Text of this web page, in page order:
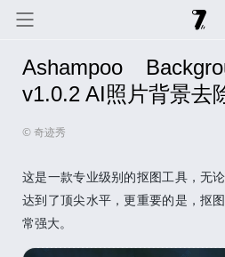
奇迹秀 关于我
色彩库
Ashampoo
v1.0.2 AI照片背景去
© 奇迹秀
这是一款专业级别的抠图工具，无
达到了顶尖水平，更重要的是，抠
常强大。